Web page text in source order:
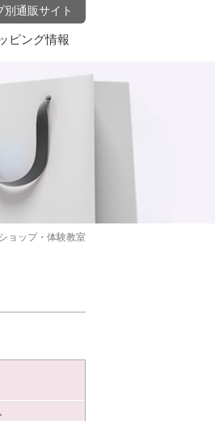
別通販サイト
ピング情報
ョップ・体験教室